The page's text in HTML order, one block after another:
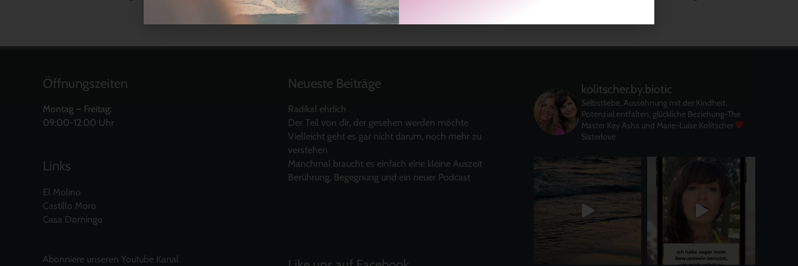
Öffnungszeiten
Montag – Freitag:
09:00-12:00 Uhr
Links
El Molino
Castillo Moro
Casa Domingo
Abonniere unseren Youtube Kanal
Neueste Beiträge
Radikal ehrlich
Der Teil von dir, der gesehen werden möchte
Vielleicht geht es gar nicht darum, noch mehr zu
verstehen
Manchmal braucht es einfach eine kleine Auszeit
Berührung, Begegnung und ein neuer Podcast
kolitscher.by.biotic
Selbstliebe, Aussöhnung mit der Kindheit,
Potenzial entfalten, glückliche Beziehung-The
Master KeyAsha und Marie-Luise Kolitscher
Sisterlove